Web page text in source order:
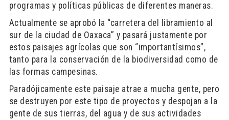
programas y políticas públicas de diferentes maneras.
Actualmente se aprobó la “carretera del libramiento al
sur de la ciudad de Oaxaca” y pasará justamente por
estos paisajes agrícolas que son “importantísimos”,
tanto para la conservación de la biodiversidad como de
las formas campesinas.
Paradójicamente este paisaje atrae a mucha gente, pero
se destruyen por este tipo de proyectos y despojan a la
gente de sus tierras, del agua y de sus actividades